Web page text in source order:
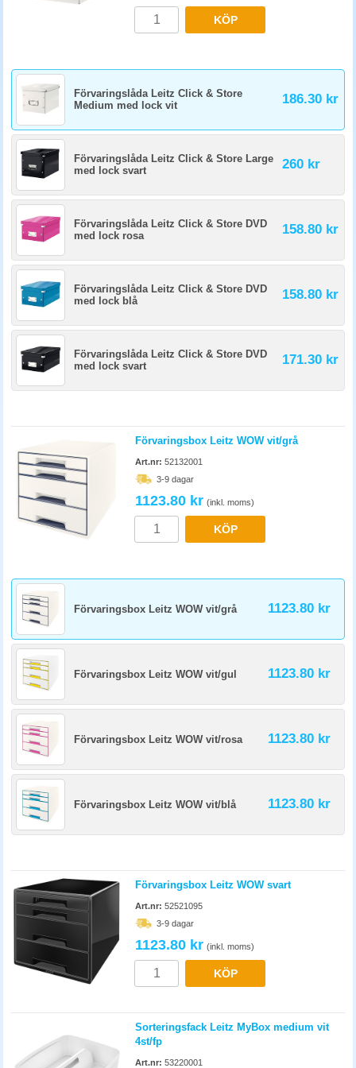
KÖP
Förvaringslåda Leitz Click & Store
Medium med lock vit
186.30 kr
Förvaringslåda Leitz Click & Store Large
med lock svart
260 kr
Förvaringslåda Leitz Click & Store DVD
med lock rosa
158.80 kr
Förvaringslåda Leitz Click & Store DVD
med lock blå
158.80 kr
Förvaringslåda Leitz Click & Store DVD
med lock svart
171.30 kr
Förvaringsbox Leitz WOW vit/grå
Art.nr: 52132001
3-9 dagar
1123.80 kr (inkl. moms)
KÖP
Förvaringsbox Leitz WOW vit/grå 1123.80 kr
Förvaringsbox Leitz WOW vit/gul 1123.80 kr
Förvaringsbox Leitz WOW vit/rosa 1123.80 kr
Förvaringsbox Leitz WOW vit/blå 1123.80 kr
Förvaringsbox Leitz WOW svart
Art.nr: 52521095
3-9 dagar
1123.80 kr (inkl. moms)
KÖP
Sorteringsfack Leitz MyBox medium vit
4st/fp
Art.nr: 53220001